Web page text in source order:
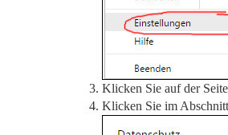
Klicken Sie auf der
Klicken Sie im